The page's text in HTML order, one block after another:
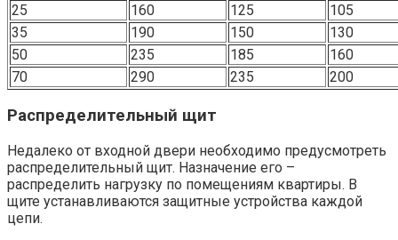
25
160 125
105
35
190 150
130
50
235 185
160
70
290 235 200
Распределительный щит
Недалеко от входной двери необходимо предусмотреть
распределительный щит. Назначение его –
распределить нагрузку по помещениям квартиры. В
щите устанавливаются защитные устройства каждой
цепи.